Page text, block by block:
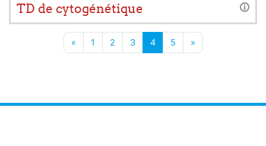
TD de cytogénétique
«Page précédente
1 Page 1
2Page 2
3Page 3
4Page 4
5Page 5
»Page suivante